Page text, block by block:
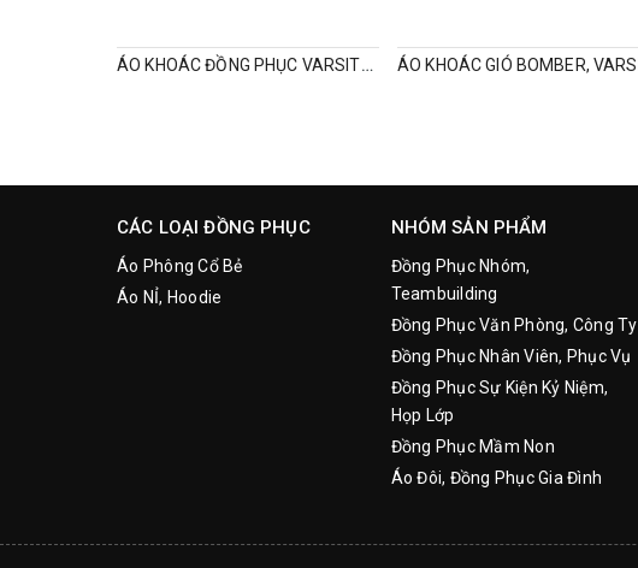
ÁO KHOÁC ĐỒNG PHỤC VARSITY, ĐỒNG PHỤC MÙA ĐÔNG THEO YÊU CẦU
CÁC LOẠI ĐỒNG PHỤC
Áo Phông Cổ Bẻ
Áo NỈ, Hoodie
NHÓM SẢN PHẨM
Đồng Phục Nhóm,
Teambuilding
Đồng Phục Văn Phòng, Công Ty
Đồng Phục Nhân Viên, Phục Vụ
Đồng Phục Sự Kiện Kỷ Niệm,
Họp Lớp
Đồng Phục Mầm Non
Áo Đôi, Đồng Phục Gia Đình